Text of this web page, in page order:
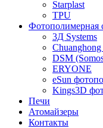
Starplast
TPU
Фотополимерная
3Д Systems
DSM
ERYONE
eSun
Kings3D
Печи
Атомайзеры
Контакты